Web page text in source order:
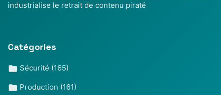
industrialise le retrait de contenu piraté
Catégories
Sécurité (165)
Production (161)